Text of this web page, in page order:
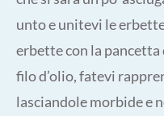
unto e unitevi le
erbette con la pancetta
filo d’olio, fatevi
lasciandole morbide e